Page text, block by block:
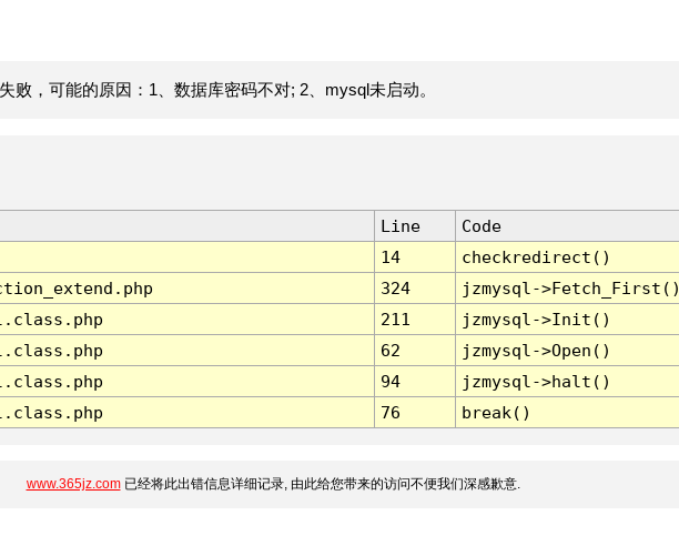
败，可能的原因：1、数据库密码不对; 2、mysql未启动。
Line
Code
14
checkredirect()
324
jzmysql-
211
jzmysql->Init()
62
jzmysql->Open()
94
jzmysql->halt()
76 break()
www.365jz.com已经将此出错信息详细记录, 由此给您带来的访问不便我们深感歉意.